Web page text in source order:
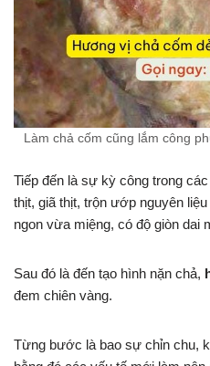
Làm chả cốm cũng lắm công
Tiếp đến là sự kỳ công trong
thịt, giã thịt, trộn ướp nguyên liệu
ngon vừa miệng, có độ giòn dai
Sau đó là đến tạo hình nặn chả,
đem chiên vàng.
Từng bước là bao sự chỉn chu,